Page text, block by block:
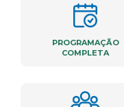
PROGRAMAÇÃO
COMPLETA